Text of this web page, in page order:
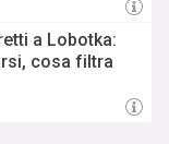
a Lobotka:
cosa filtra